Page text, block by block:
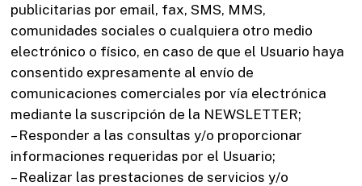
publicitarias por email, fax, SMS, MMS,
comunidades sociales o cualquiera otro medio
electrónico o físico, en caso de que el Usuario haya
consentido expresamente al envío de
comunicaciones comerciales por vía electrónica
mediante la suscripción de la NEWSLETTER;
– Responder a las consultas y/o proporcionar
informaciones requeridas por el Usuario;
– Realizar las prestaciones de servicios y/o